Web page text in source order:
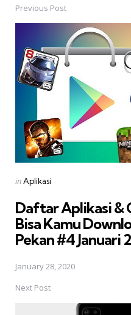
Post
navigation
Previous Post
Posted
inAplikasi
Daftar Aplikasi &
Bisa Kamu
Pekan #4 Januari
January 28, 2020
Next Post